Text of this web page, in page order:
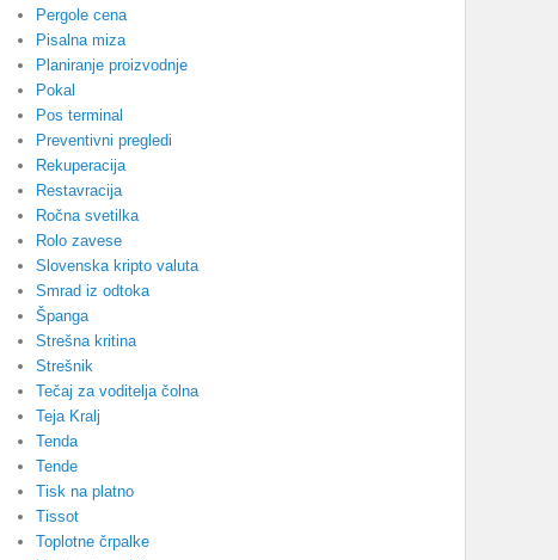
Pergole cena
Pisalna miza
Planiranje proizvodnje
Pokal
Pos terminal
Preventivni pregledi
Rekuperacija
Restavracija
Ročna svetilka
Rolo zavese
Slovenska kripto valuta
Smrad iz odtoka
Španga
Strešna kritina
Strešnik
Tečaj za voditelja čolna
Teja Kralj
Tenda
Tende
Tisk na platno
Tissot
Toplotne črpalke